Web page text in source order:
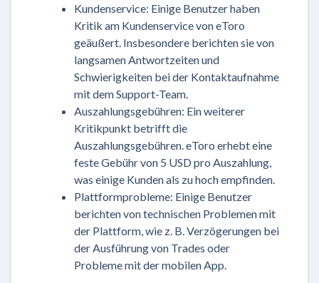
Kundenservice: Einige Benutzer haben
Kritik am Kundenservice von eToro
geäußert. Insbesondere berichten sie von
langsamen Antwortzeiten und
Schwierigkeiten bei der Kontaktaufnahme
mit dem Support-Team.
Auszahlungsgebühren: Ein weiterer
Kritikpunkt betrifft die
Auszahlungsgebühren. eToro erhebt eine
feste Gebühr von 5 USD pro Auszahlung,
was einige Kunden als zu hoch empfinden.
Plattformprobleme: Einige Benutzer
berichten von technischen Problemen mit
der Plattform, wie z. B. Verzögerungen bei
der Ausführung von Trades oder
Probleme mit der mobilen App.